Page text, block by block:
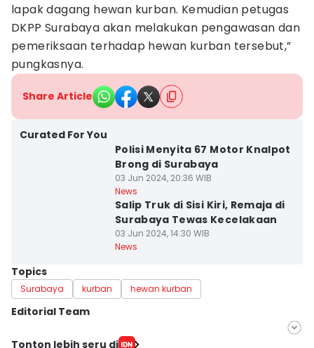
lapak dagang hewan kurban. Kemudian petugas
DKPP Surabaya akan melakukan pengawasan dan
pemeriksaan terhadap hewan kurban tersebut,”
pungkasnya.
Share Article
Curated For You
Polisi Menyita 67 Motor Knalpot
Brong di Surabaya
03 Jun 2024, 20:36 WIB
News
Salip Truk di Sisi Kiri, Remaja di
Surabaya Tewas Kecelakaan
03 Jun 2024, 14:30 WIB
News
Topics
Surabaya kurban hewan kurban
Editorial Team
Editor
Tonton lebih seru di